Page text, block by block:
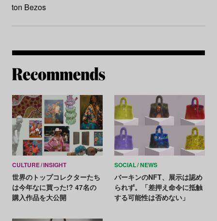
ton Bezos
CULTURE INSIGHT
世界のトップコレクターたち
は今年なに買った!? 47名の
購入作品を大公開
SOCIAL NEWS
バーキンのNFT、展示は認め
られず。「差押え命令に抵触
する可能性は否めない」